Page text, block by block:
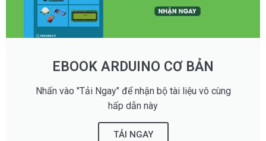
EBOOK ARDUINO CƠ BẢN
Nhấn vào "Tải Ngay" để nhận bộ tài liệu vô cùng
hấp dẫn này
TẢI NGAY